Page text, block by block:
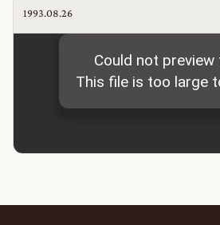
1993.08.26